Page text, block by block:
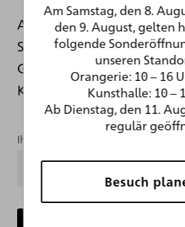
Auch während der
Schließung informieren
Geschehnisse hinter den
Kunsthalle.
Ihre Mailadresse
Am Samstag, den 8.
den 9. August, gelten
folgende
unseren
Orangerie: 10 – 16
Kunsthalle: 10 –
Ab Dienstag, den 11.
regulär
Besuch